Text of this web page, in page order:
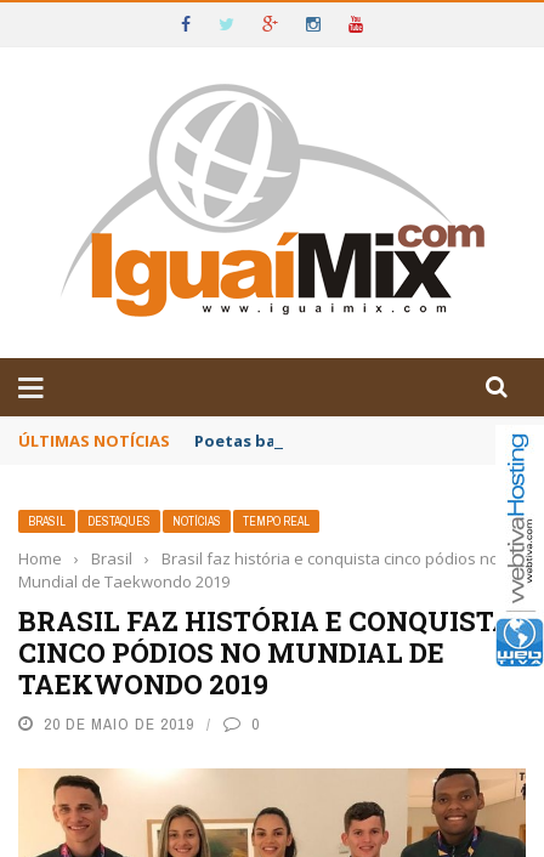
IGUAÍ E SUDOESTE DA BAHIA
ÚLTIMAS NOTÍCIAS Poetas baianos representam o Brasil no
BRASIL DESTAQUES NOTÍCIAS TEMPO REAL
Home › Brasil ›
Brasil faz história e conquista cinco pódios no
Mundial de Taekwondo 2019
BRASIL FAZ HISTÓRIA E CONQUISTA
CINCO PÓDIOS NO MUNDIAL DE
TAEKWONDO 2019
20 DE MAIO DE 2019 0